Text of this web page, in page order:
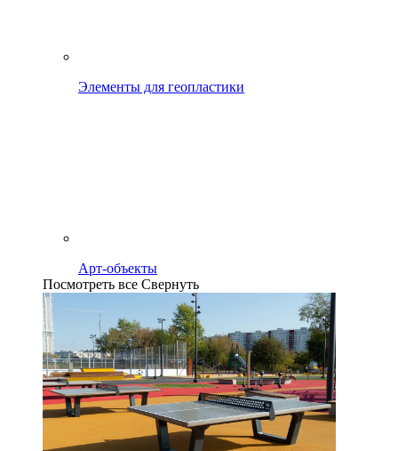
Элементы для геопластики
Арт-объекты
Посмотреть все Свернуть